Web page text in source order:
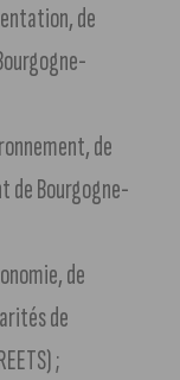
de
de
de Bourgogne-
de
de
;